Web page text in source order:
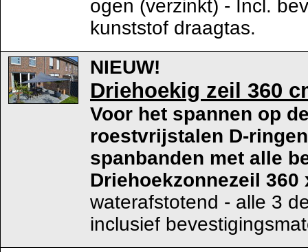
ogen (verzinkt) - Incl.
kunststof draagtas.
NIEUW!
Driehoekig zeil 360
Voor het spannen op
roestvrijstalen D-
spanbanden met alle
Driehoekzonnezeil 360
waterafstotend - alle 3
inclusief